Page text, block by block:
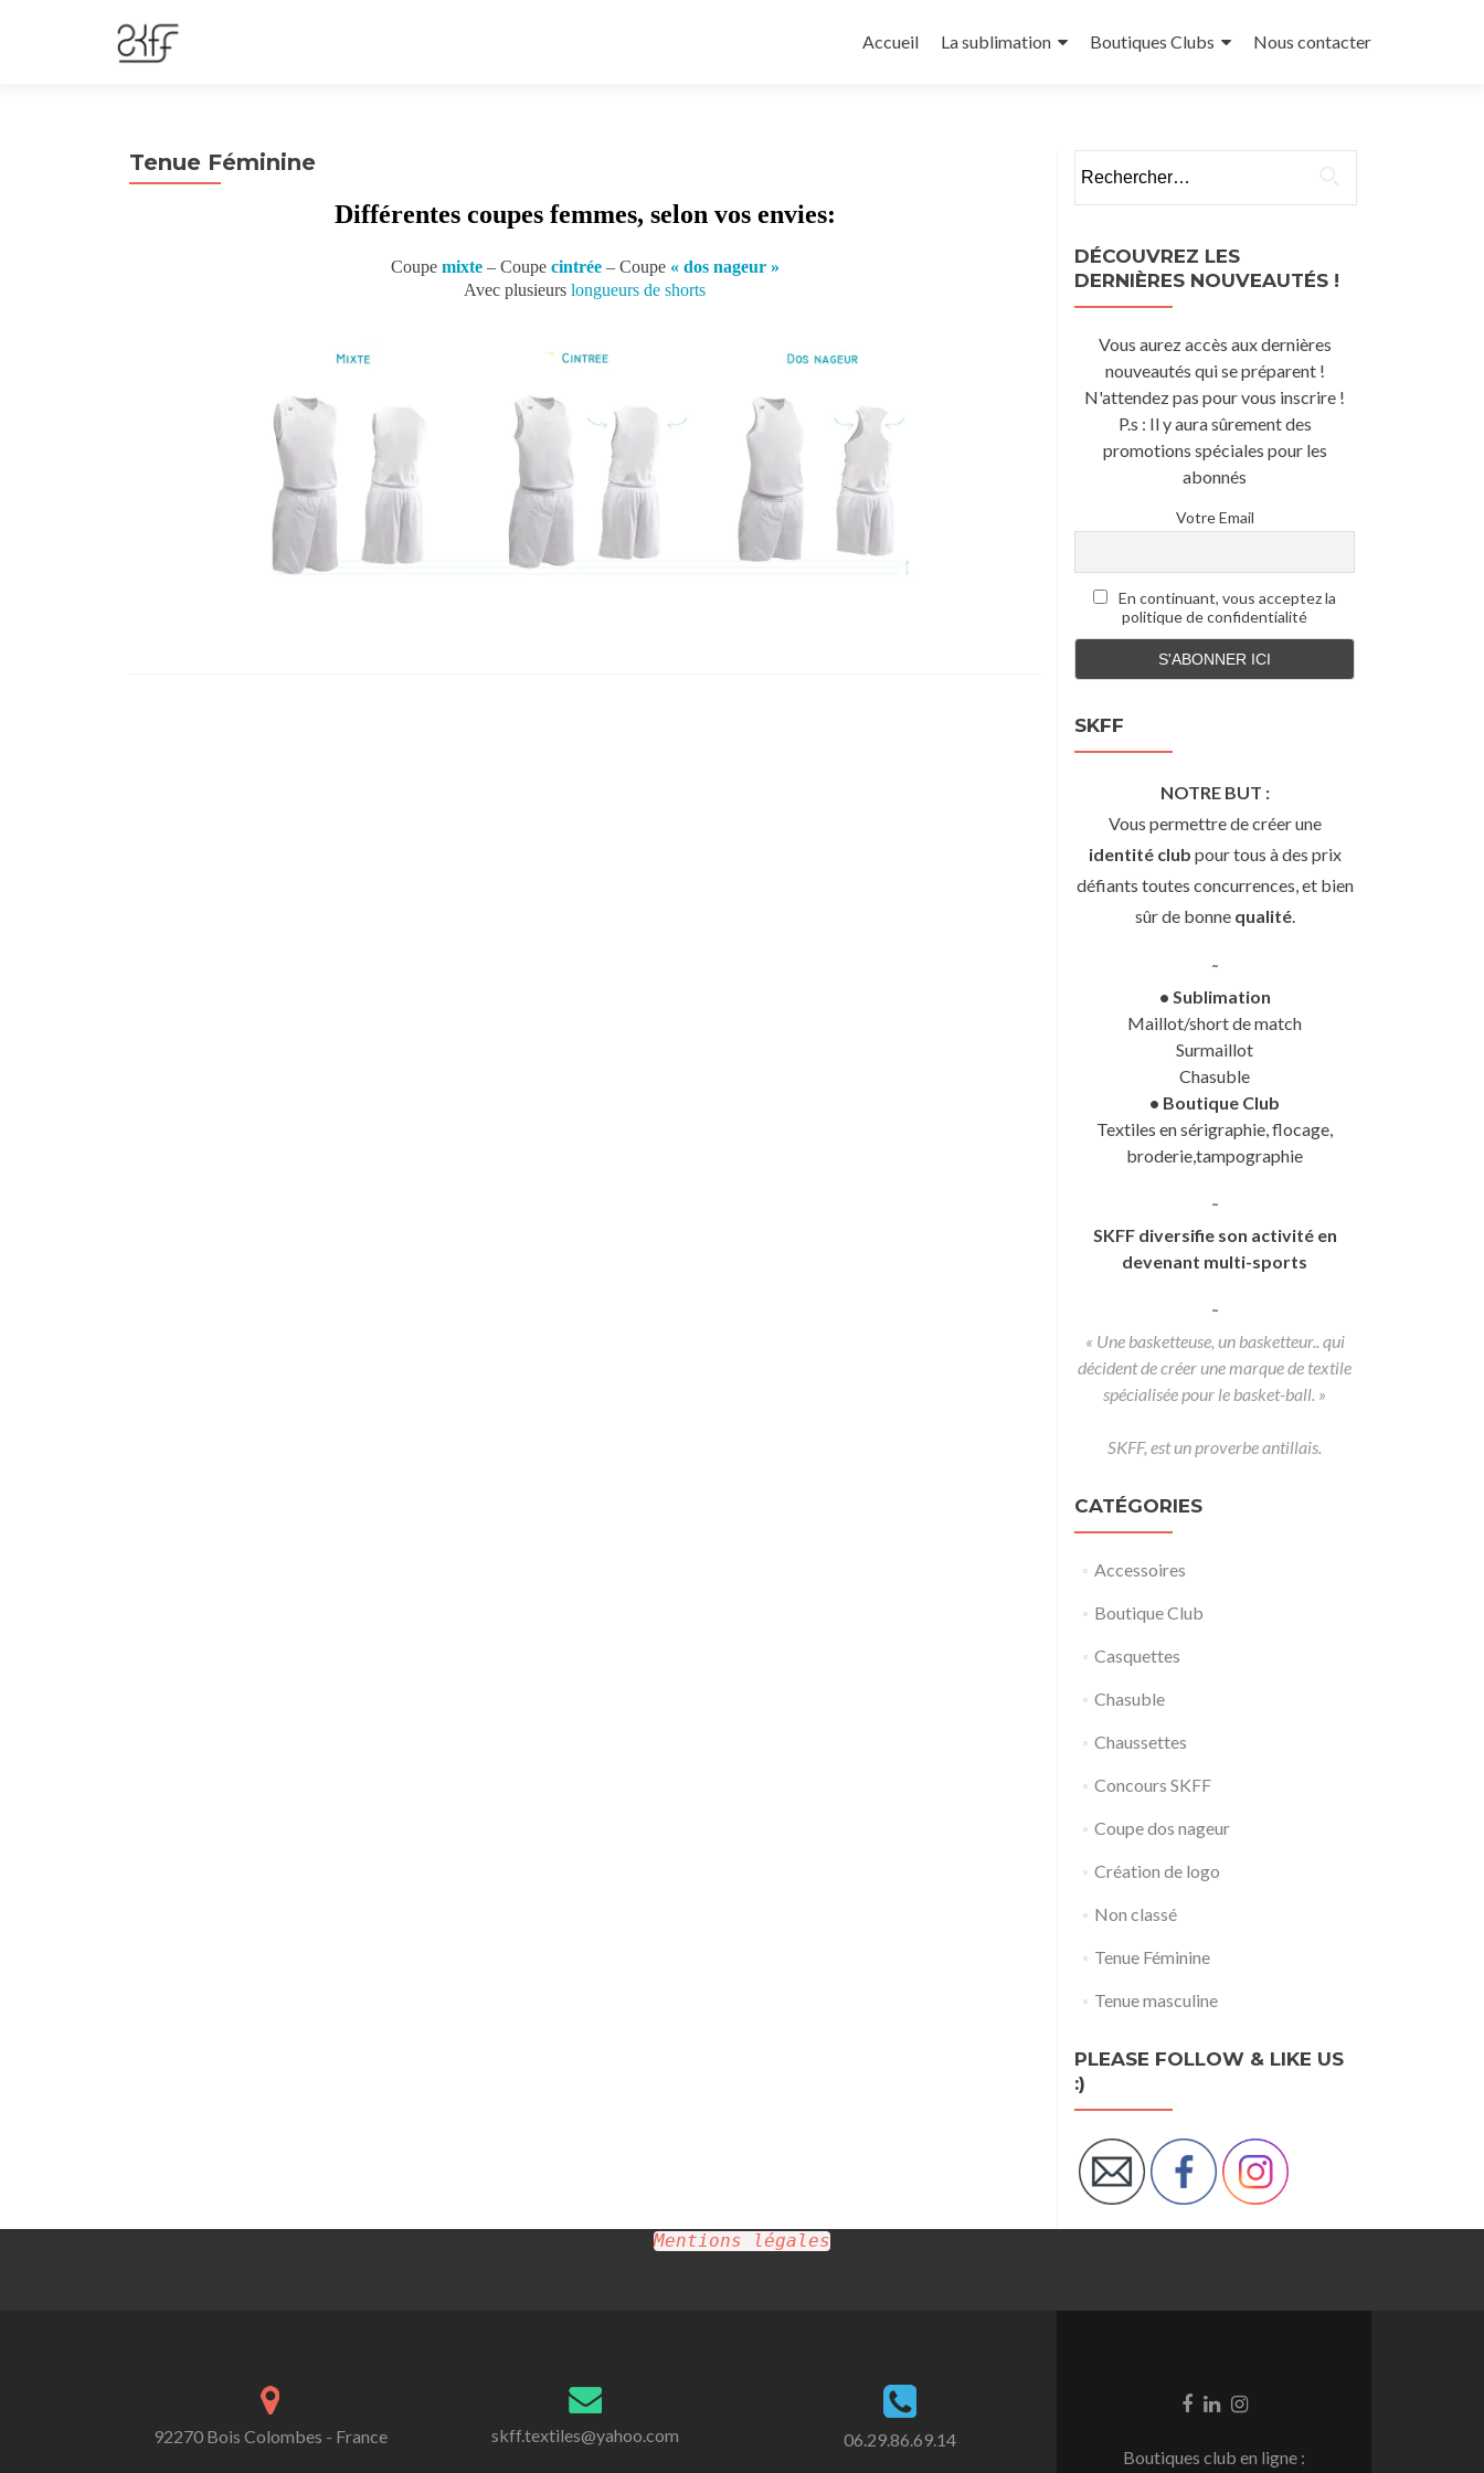
au
Accueil La sublimation Boutiques Clubs Nous contacter
Tenue Féminine
Différentes coupes femmes, selon vos envies:
Coupe mixte – Coupe cintrée – Coupe « dos nageur »
Avec plusieurs longueurs de shorts
DÉCOUVREZ LES
DERNIÈRES NOUVEAUTÉS !
Vous aurez accès aux dernières
nouveautés qui se préparent !
N'attendez pas pour vous inscrire !
P.s : Il y aura sûrement des
promotions spéciales pour les
abonnés
Votre Email
En continuant, vous acceptez la
politique de confidentialité
SKFF
NOTRE BUT :
Vous permettre de créer une
identité club pour tous à des prix
défiants toutes concurrences, et bien
sûr de bonne qualité.
˜
• Sublimation
Maillot/short de match
Surmaillot
Chasuble
• Boutique Club
Textiles en sérigraphie, flocage,
broderie,tampographie
˜
SKFF diversifie son activité en
devenant multi-sports
˜
« Une basketteuse, un basketteur.. qui
décident de créer une marque de textile
spécialisée pour le basket-ball. »
SKFF, est un proverbe antillais.
CATÉGORIES
Accessoires
Boutique Club
Casquettes
Chasuble
Chaussettes
Concours SKFF
Coupe dos nageur
Création de logo
Non classé
Tenue Féminine
Tenue masculine
PLEASE FOLLOW & LIKE US
:)
Mentions légales
92270 Bois Colombes - France skff.textiles@yahoo.com 06.29.86.69.14
Go Go Go
Boutiques club en ligne :